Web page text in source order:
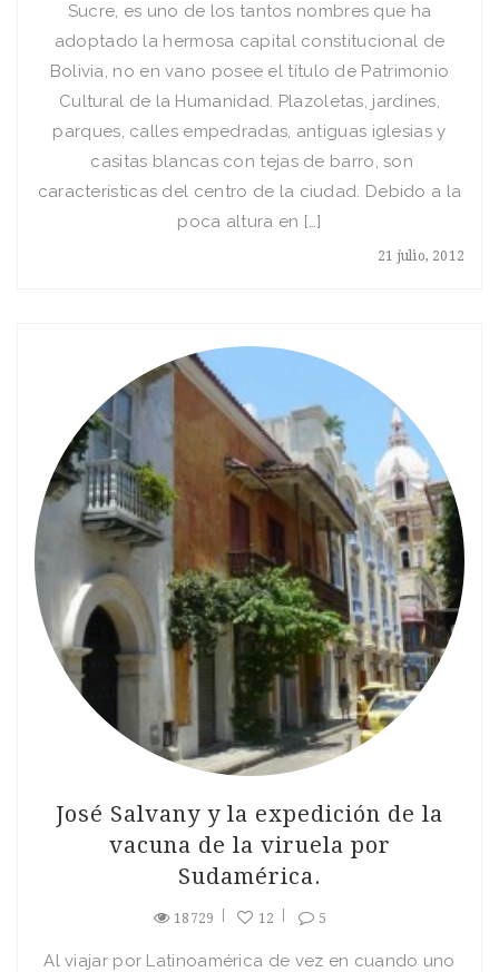
21 julio, 2012
Sucre, es uno de los tantos nombres que ha
adoptado la hermosa capital constitucional de
Bolivia, no en vano posee el título de Patrimonio
Cultural de la Humanidad. Plazoletas, jardines,
parques, calles empedradas, antiguas iglesias y
casitas blancas con tejas de barro, son
características del centro de la ciudad. Debido a la
poca altura en […]
José Salvany y la expedición de la
vacuna de la viruela por
Sudamérica.
18729 12 5
Al viajar por Latinoamérica de vez en cuando uno